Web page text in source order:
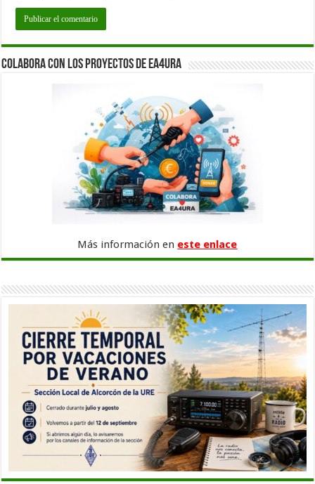
Colabora con los proyectos de EA4URA
Más información en este enlace